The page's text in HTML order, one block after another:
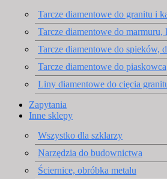
Tarcze diamentowe do granitu i
Tarcze diamentowe do
Tarcze diamentowe do spieków,
Tarcze diamentowe do piaskowca
Liny diamentowe do cięcia
Zapytania
Inne sklepy
Wszystko dla szklarzy
Narzędzia do budownictwa
Ściernice, obróbka metalu